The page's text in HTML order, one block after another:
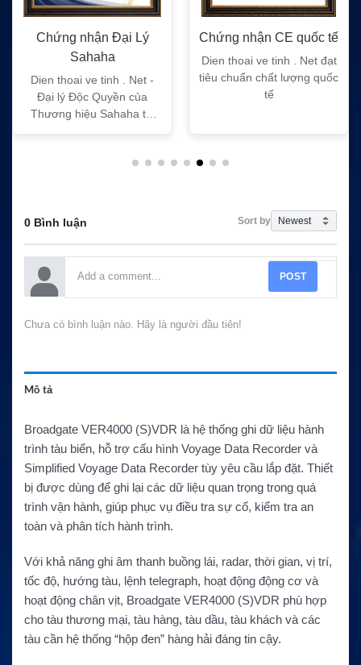
Chứng nhận Đại Lý
Sahaha
Dien thoai ve tinh . Net -
Đại lý Độc Quyền của
Thương hiệu Sahaha tại
Chứng nhận CE quốc tế
Dien thoai ve tinh . Net đạt
tiêu chuẩn chất lượng quốc
tế
0 Bình luận Sort by
POST
Chưa có bình luận nào. Hãy là người đầu tiên!
Mô tả
Broadgate VER4000 (S)VDR là hệ thống ghi dữ liệu hành
trình tàu biển, hỗ trợ cấu hình Voyage Data Recorder và
Simplified Voyage Data Recorder tùy yêu cầu lắp đặt. Thiết
bị được dùng để ghi lại các dữ liệu quan trọng trong quá
trình vận hành, giúp phục vụ điều tra sự cố, kiểm tra an
toàn và phân tích hành trình.
Với khả năng ghi âm thanh buồng lái, radar, thời gian, vị trí,
tốc độ, hướng tàu, lệnh telegraph, hoạt động động cơ và
hoạt động chân vịt, Broadgate VER4000 (S)VDR phù hợp
cho tàu thương mại, tàu hàng, tàu dầu, tàu khách và các
tàu cần hệ thống “hộp đen” hàng hải đáng tin cậy.